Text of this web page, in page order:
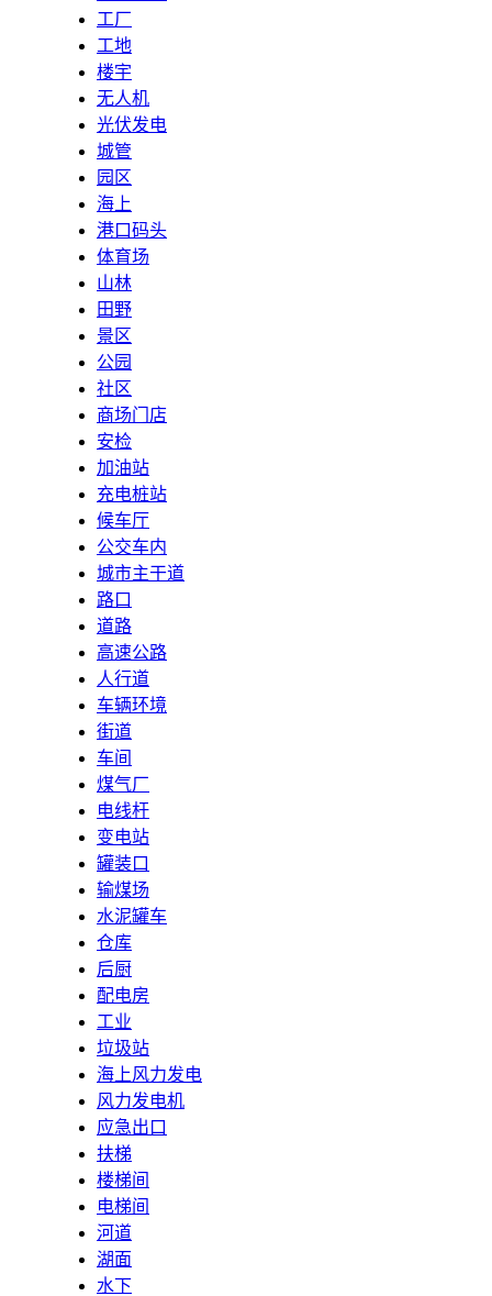
工厂
工地
楼宇
无人机
光伏发电
城管
园区
海上
港口码头
体育场
山林
田野
景区
公园
社区
商场门店
安检
加油站
充电桩站
候车厅
公交车内
城市主干道
路口
道路
高速公路
人行道
车辆环境
街道
车间
煤气厂
电线杆
变电站
罐装口
输煤场
水泥罐车
仓库
后厨
配电房
工业
垃圾站
海上风力发电
风力发电机
应急出口
扶梯
楼梯间
电梯间
河道
湖面
水下